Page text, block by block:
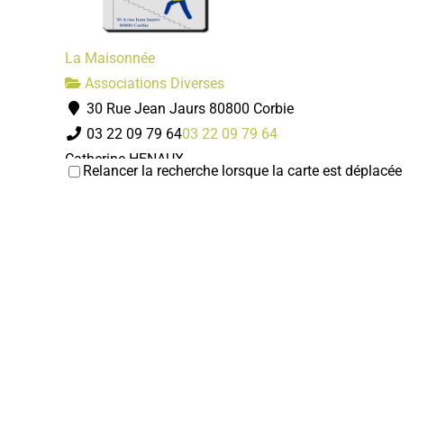
La Maisonnée
Associations Diverses
30 Rue Jean Jaurs 80800 Corbie
03 22 09 79 6403 22 09 79 64
Catherine HENAUX
Relancer la recherche lorsque la carte est déplacée